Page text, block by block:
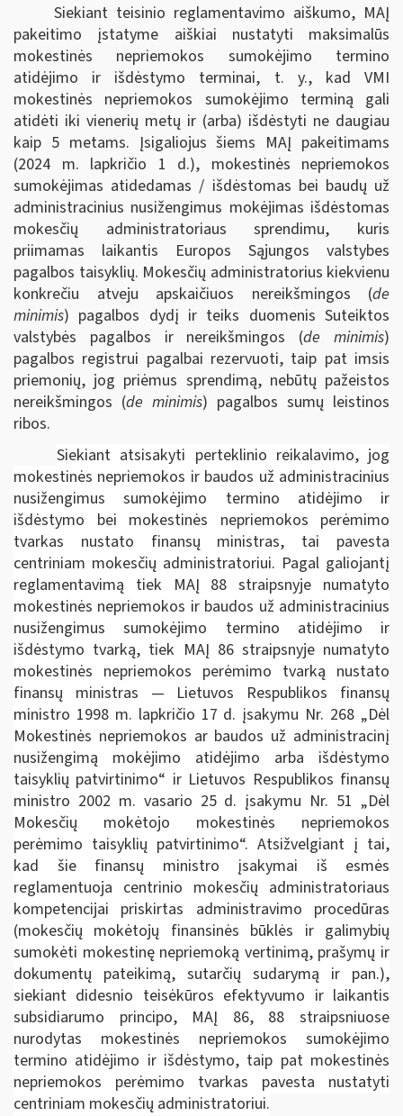
Siekiant teisinio reglamentavimo aiškumo, MAĮ
pakeitimo įstatyme aiškiai nustatyti maksimalūs
mokestinės nepriemokos sumokėjimo termino
atidėjimo ir išdėstymo terminai, t. y., kad VMI
mokestinės nepriemokos sumokėjimo terminą gali
atidėti iki vienerių metų ir (arba) išdėstyti ne daugiau
kaip 5 metams. Įsigaliojus šiems MAĮ pakeitimams
(2024 m. lapkričio 1 d.), mokestinės nepriemokos
sumokėjimas atidedamas / išdėstomas bei baudų už
administracinius nusižengimus mokėjimas išdėstomas
mokesčių administratoriaus sprendimu, kuris
priimamas laikantis Europos Sąjungos valstybes
pagalbos taisyklių. Mokesčių administratorius kiekvienu
konkrečiu atveju apskaičiuos nereikšmingos (de
minimis) pagalbos dydį ir teiks duomenis Suteiktos
valstybės pagalbos ir nereikšmingos (de minimis)
pagalbos registrui pagalbai rezervuoti, taip pat imsis
priemonių, jog priėmus sprendimą, nebūtų pažeistos
nereikšmingos (de minimis) pagalbos sumų leistinos
ribos.
Siekiant atsisakyti perteklinio reikalavimo, jog
mokestinės nepriemokos ir baudos už administracinius
nusižengimus sumokėjimo termino atidėjimo ir
išdėstymo bei mokestinės nepriemokos perėmimo
tvarkas nustato finansų ministras, tai pavesta
centriniam mokesčių administratoriui. Pagal galiojantį
reglamentavimą tiek MAĮ 88 straipsnyje numatyto
mokestinės nepriemokos ir baudos už administracinius
nusižengimus sumokėjimo termino atidėjimo ir
išdėstymo tvarką, tiek MAĮ 86 straipsnyje numatyto
mokestinės nepriemokos perėmimo tvarką nustato
finansų ministras — Lietuvos Respublikos finansų
ministro 1998 m. lapkričio 17 d. įsakymu Nr. 268 „Dėl
Mokestinės nepriemokos ar baudos už administracinį
nusižengimą mokėjimo atidėjimo arba išdėstymo
taisyklių patvirtinimo“ ir Lietuvos Respublikos finansų
ministro 2002 m. vasario 25 d. įsakymu Nr. 51 „Dėl
Mokesčių mokėtojo mokestinės nepriemokos
perėmimo taisyklių patvirtinimo“. Atsižvelgiant į tai,
kad šie finansų ministro įsakymai iš esmės
reglamentuoja centrinio mokesčių administratoriaus
kompetencijai priskirtas administravimo procedūras
(mokesčių mokėtojų finansinės būklės ir galimybių
sumokėti mokestinę nepriemoką vertinimą, prašymų ir
dokumentų pateikimą, sutarčių sudarymą ir pan.),
siekiant didesnio teisėkūros efektyvumo ir laikantis
subsidiarumo principo, MAĮ 86, 88 straipsniuose
nurodytas mokestinės nepriemokos sumokėjimo
termino atidėjimo ir išdėstymo, taip pat mokestinės
nepriemokos perėmimo tvarkas pavesta nustatyti
centriniam mokesčių administratoriui.